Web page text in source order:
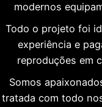
modernos
Todo o projeto foi
experiência e
reproduções em
Somos
tratada com todo